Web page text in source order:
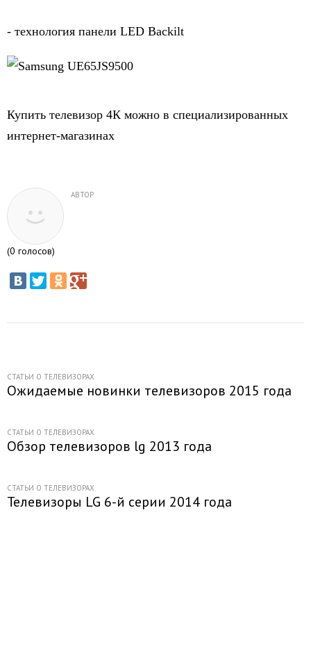
- технология панели LED Backilt
Купить телевизор 4К можно в специализированных
интернет-магазинах
АВТОР
(0 голосов)
СТАТЬИ О ТЕЛЕВИЗОРАХ
Ожидаемые новинки телевизоров 2015 года
СТАТЬИ О ТЕЛЕВИЗОРАХ
Обзор телевизоров lg 2013 года
СТАТЬИ О ТЕЛЕВИЗОРАХ
Телевизоры LG 6-й серии 2014 года